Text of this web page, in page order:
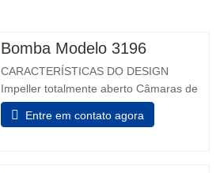
Bomba Modelo 3196
CARACTERÍSTICAS DO DESIGN
Impeller totalmente aberto Câmaras de
vedação projetadas Taperbore
patenteada™ Câmara de Foca PLUS
Entre em contato agora